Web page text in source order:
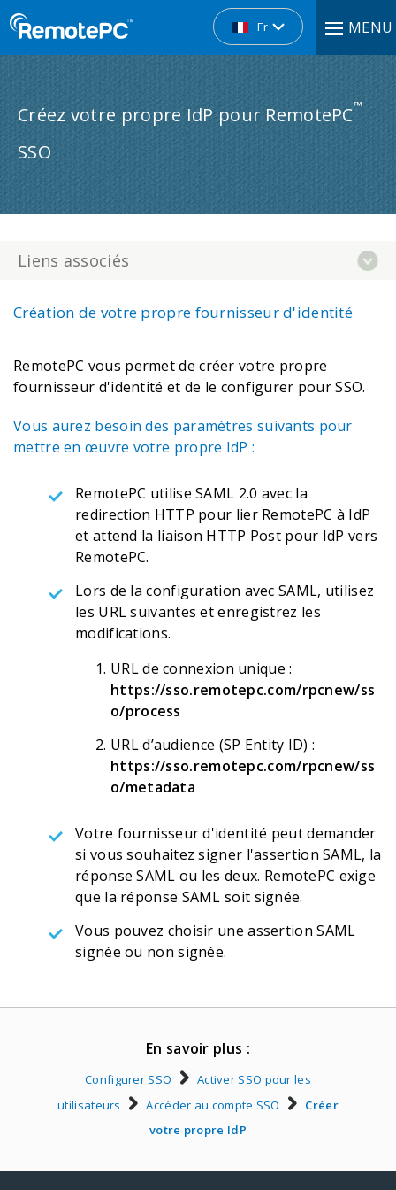
Fr MENU
Créez votre propre IdP pour RemotePC™
SSO
Liens associés
Création de votre propre fournisseur d'identité
RemotePC vous permet de créer votre propre
fournisseur d'identité et de le configurer pour SSO.
Vous aurez besoin des paramètres suivants pour
mettre en œuvre votre propre IdP :
RemotePC utilise SAML 2.0 avec la
redirection HTTP pour lier RemotePC à IdP
et attend la liaison HTTP Post pour IdP vers
RemotePC.
Lors de la configuration avec SAML, utilisez
les URL suivantes et enregistrez les
modifications.
URL de connexion unique :
https://sso.remotepc.com/rpcnew/ss
o/process
URL d’audience (SP Entity ID) :
https://sso.remotepc.com/rpcnew/ss
o/metadata
Votre fournisseur d'identité peut demander
si vous souhaitez signer l'assertion SAML, la
réponse SAML ou les deux. RemotePC exige
que la réponse SAML soit signée.
Vous pouvez choisir une assertion SAML
signée ou non signée.
En savoir plus :
Configurer SSO
Activer SSO pour les
utilisateurs
Accéder au compte SSO
Créer
votre propre IdP